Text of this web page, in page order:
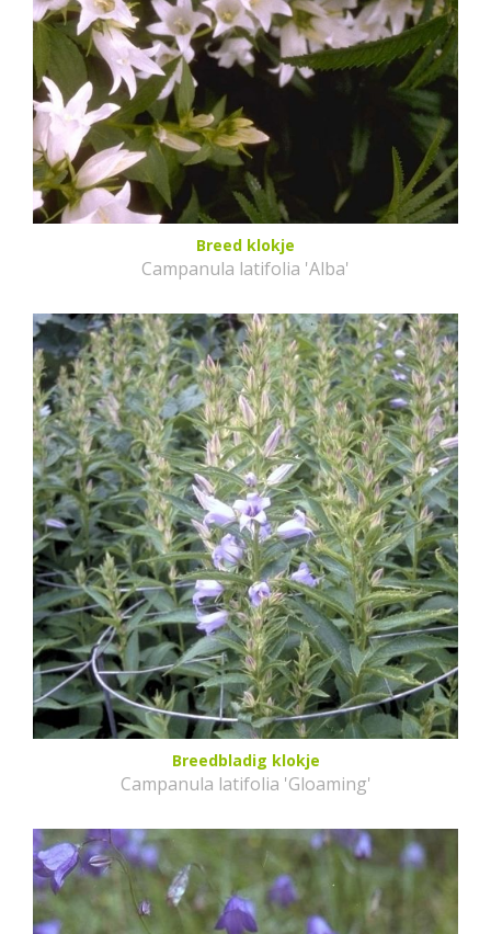
Breed klokje
Campanula latifolia 'Alba'
Breedbladig klokje
Campanula latifolia 'Gloaming'